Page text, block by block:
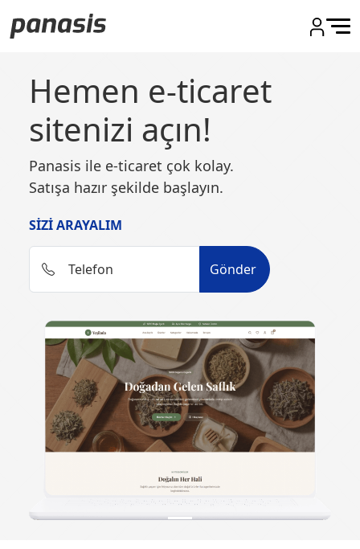
Hemen e-ticaret
sitenizi açın!
Panasis ile e-ticaret çok kolay.
Satışa hazır şekilde başlayın.
SIZI ARAYALIM
Telefon Gönder